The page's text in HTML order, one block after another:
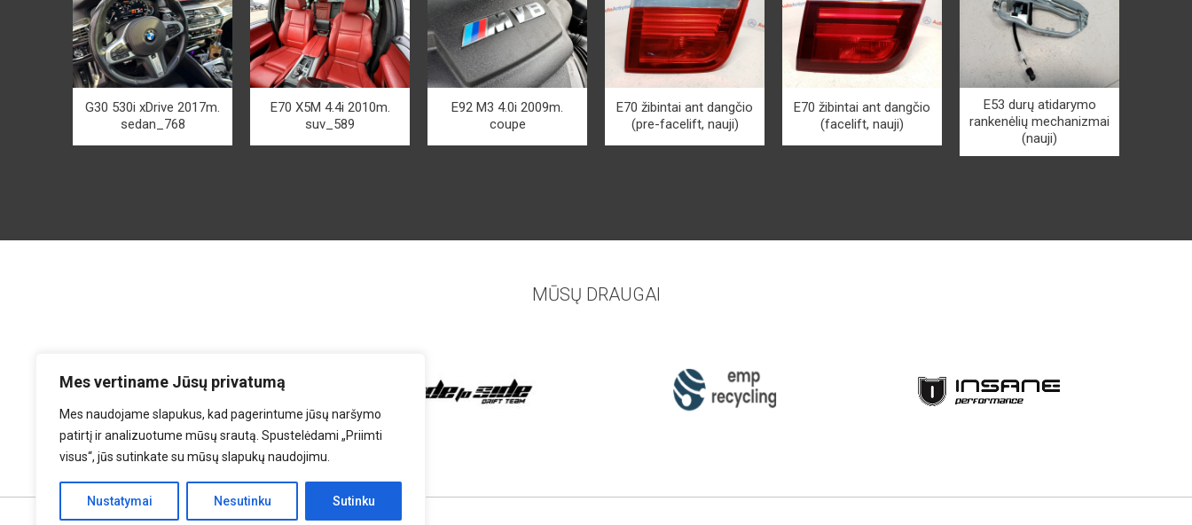
Mes vertiname Jūsų privatumą
Mes naudojame slapukus, kad pagerintume jūsų naršymo
patirtį ir analizuotume mūsų srautą. Spustelėdami „Priimti
visus“, jūs sutinkate su mūsų slapukų naudojimu.
Nustatymai Nesutinku Sutinku
G30 530i xDrive 2017m.
sedan_768
E70 X5M 4.4i 2010m.
suv_589
E92 M3 4.0i 2009m.
coupe
E70 žibintai ant dangčio
(pre-facelift, nauji)
E70 žibintai ant dangčio
(facelift, nauji)
E53 durų atidarymo
rankenėlių mechanizmai
(nauji)
MŪSŲ DRAUGAI